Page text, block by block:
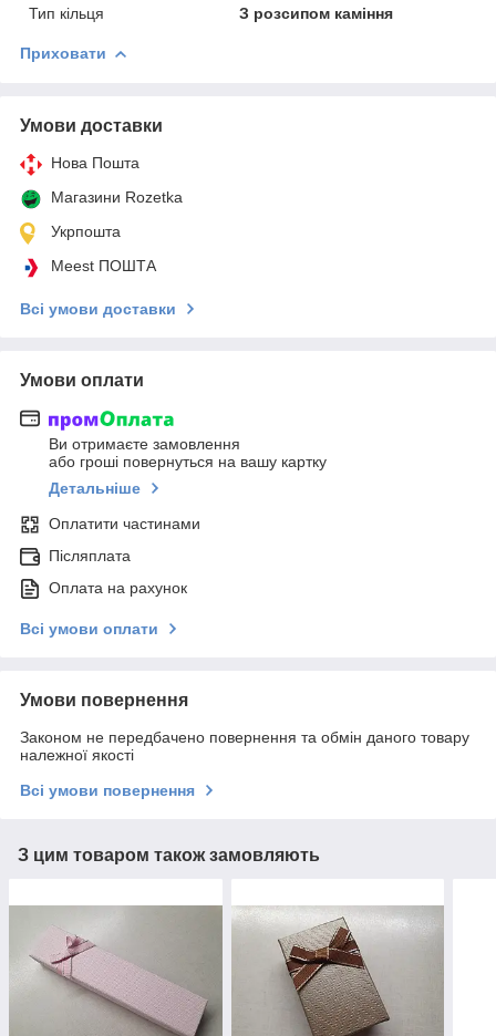
Тип кільця
З розсипом каміння
Приховати
Умови доставки
Нова Пошта
Магазини Rozetka
Укрпошта
Meest ПОШТА
Всі умови доставки
Умови оплати
Ви отримаєте замовлення
або гроші повернуться на вашу картку
Детальніше
Оплатити частинами
Післяплата
Оплата на рахунок
Всі умови оплати
Умови повернення
Законом не передбачено повернення та обмін даного товару
належної якості
Всі умови повернення
З цим товаром також замовляють